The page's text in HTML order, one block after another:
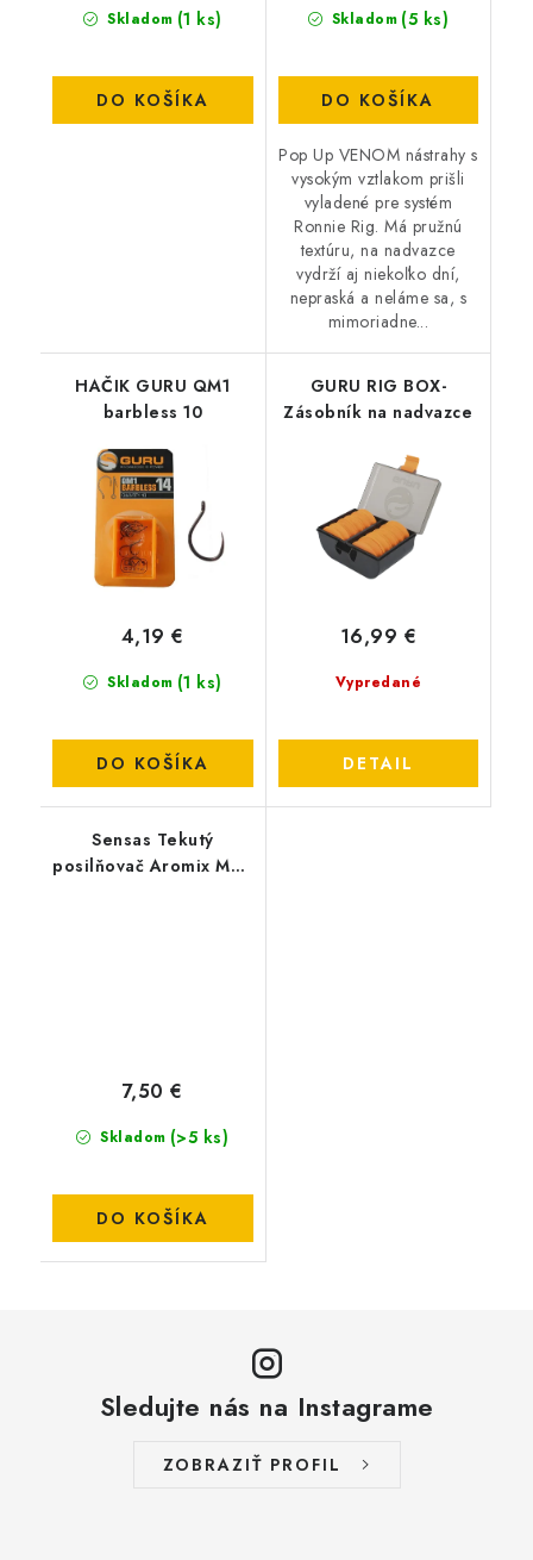
Skladom (1 ks)
DO KOŠÍKA
Skladom (5 ks)
DO KOŠÍKA
Pop Up VENOM nástrahy s
vysokým vztlakom prišli
vyladené pre systém
Ronnie Rig. Má pružnú
textúru, na nadvazce
vydrží aj niekoľko dní,
nepraská a neláme sa, s
mimoriadne...
HAČIK GURU QM1
barbless 10
Skladom (1 ks)
4,19 €
DO KOŠÍKA
GURU RIG BOX-
Zásobník na nadvazce
Vypredané
16,99 €
DETAIL
Sensas Tekutý
posilňovač Aromix MED
Skladom (>5 ks)
7,50 €
DO KOŠÍKA
Sledujte nás na Instagrame
ZOBRAZIŤ PROFIL